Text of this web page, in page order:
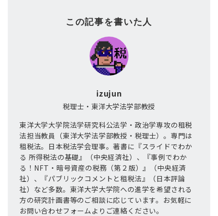
この記事を書いた人
izujun
税理士・東洋大学法学部教授
東洋大学大学院法学研究科公法学・政治学専攻の租税
法担当教員（東洋大学法学部教授・税理士）。専門は
租税法。日本税法学会理事。著書に『スライドでわか
る 所得税法の基礎』（中央経済社）、『事例でわか
る！NFT・暗号資産の税務（第２版）』（中央経済
社）、『パブリックコメントと租税法』（日本評論
社）など多数。東洋大学大学院への進学を希望される
方の研究計画書等のご相談に応じています。お気軽に
お問い合わせフォームよりご連絡ください。